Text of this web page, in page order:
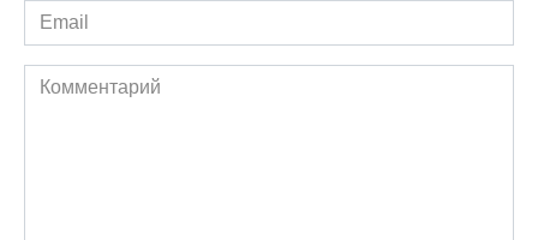
Email
*
Комментарий